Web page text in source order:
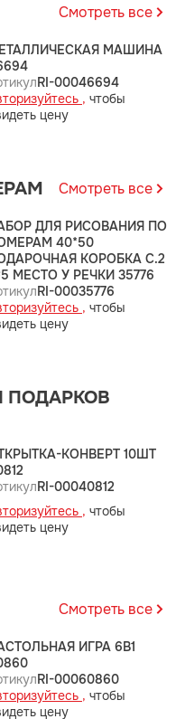
Смотреть все
МАШИНА
RI-00046694
, чтобы
цену
Смотреть все
ДЛЯ РИСОВАНИЯ ПО
40*50
КОРОБКА С.2
МЕСТО У РЕЧКИ 35776
RI-00035776
, чтобы
цену
ПОДАРКОВ
КОНВЕРТ 10ШТ
RI-00040812
, чтобы
цену
Смотреть все
ИГРА 6В1
RI-00060860
, чтобы
цену